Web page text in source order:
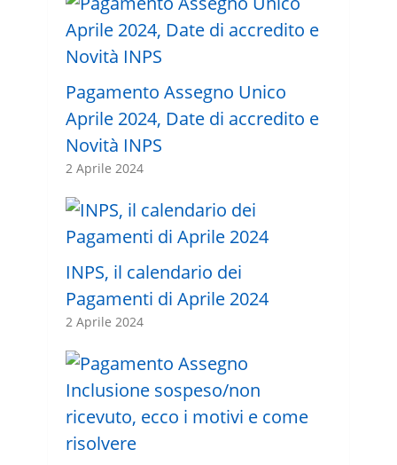
Pagamento Assegno Unico
Aprile 2024, Date di accredito e
Novità INPS
2 Aprile 2024
INPS, il calendario dei
Pagamenti di Aprile 2024
2 Aprile 2024